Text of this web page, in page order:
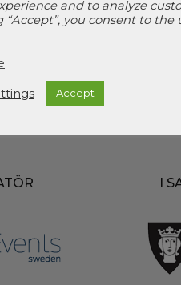
I
and to analyze
“Accept”, you consent to the
Accept